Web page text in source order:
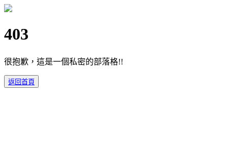
403
很抱歉，這是一個私密的部落格!!
返回首頁